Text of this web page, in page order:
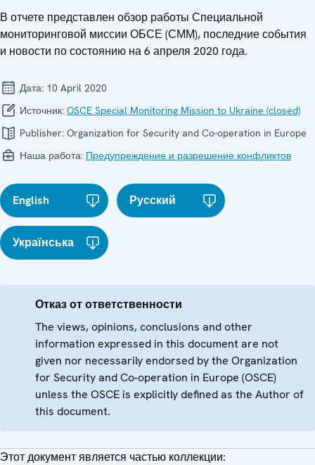
В отчете представлен обзор работы Специальной
мониторинговой миссии ОБСЕ (СММ), последние события
и новости по состоянию на 6 апреля 2020 года.
Дата: 10 April 2020
Источник: OSCE Special Monitoring Mission to Ukraine (closed)
Publisher: Organization for Security and Co-operation in Europe
Наша работа: Предупреждение и разрешение конфликтов
English Русский
Українська
Отказ от ответственности
The views, opinions, conclusions and other
information expressed in this document are not
given nor necessarily endorsed by the Organization
for Security and Co-operation in Europe (OSCE)
unless the OSCE is explicitly defined as the Author of
this document.
Этот документ является частью коллекции: